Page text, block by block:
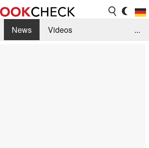
News
Videos
...